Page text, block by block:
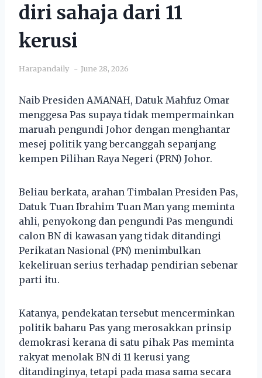
diri sahaja dari 11
kerusi
Harapandaily June 28, 2026
Naib Presiden AMANAH, Datuk Mahfuz Omar
menggesa Pas supaya tidak mempermainkan
maruah pengundi Johor dengan menghantar
mesej politik yang bercanggah sepanjang
kempen Pilihan Raya Negeri (PRN) Johor.
Beliau berkata, arahan Timbalan Presiden Pas,
Datuk Tuan Ibrahim Tuan Man yang meminta
ahli, penyokong dan pengundi Pas mengundi
calon BN di kawasan yang tidak ditandingi
Perikatan Nasional (PN) menimbulkan
kekeliruan serius terhadap pendirian sebenar
parti itu.
Katanya, pendekatan tersebut mencerminkan
politik baharu Pas yang merosakkan prinsip
demokrasi kerana di satu pihak Pas meminta
rakyat menolak BN di 11 kerusi yang
ditandinginya, tetapi pada masa sama secara